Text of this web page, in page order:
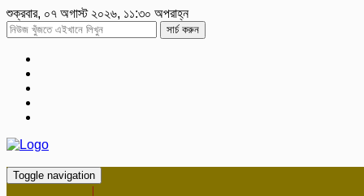
শুক্রবার, ০৭ অগাস্ট ২০২৬, ১১:৩০ অপরাহ্ন
সার্চ করুন
Toggle navigation